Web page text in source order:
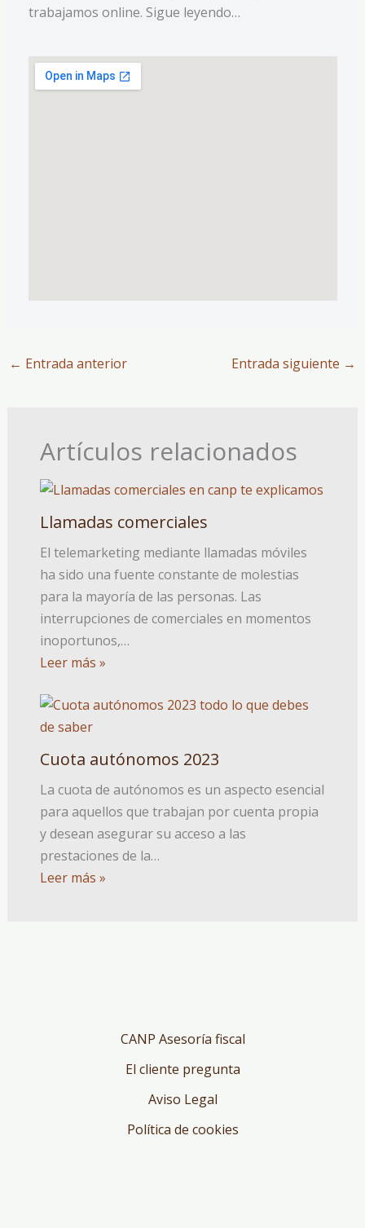
trabajamos online. Sigue leyendo…
← Entrada anterior Entrada siguiente →
Artículos relacionados
Llamadas comerciales
El telemarketing mediante llamadas móviles
ha sido una fuente constante de molestias
para la mayoría de las personas. Las
interrupciones de comerciales en momentos
inoportunos,…
Leer más »
Cuota autónomos 2023
La cuota de autónomos es un aspecto esencial
para aquellos que trabajan por cuenta propia
y desean asegurar su acceso a las
prestaciones de la…
Leer más »
CANP Asesoría fiscal
El cliente pregunta
Aviso Legal
Política de cookies